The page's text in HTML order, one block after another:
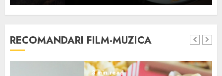
RECOMANDARI FILM-MUZICA